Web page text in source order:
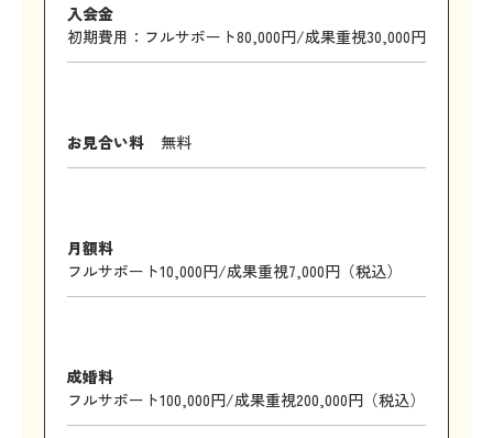
入会金
初期費用：フルサポート80,000円/成果重視30,000円
お見合い料 無料
月額料
フルサポート10,000円/成果重視7,000円（税込）
成婚料
フルサポート100,000円/成果重視200,000円（税込）